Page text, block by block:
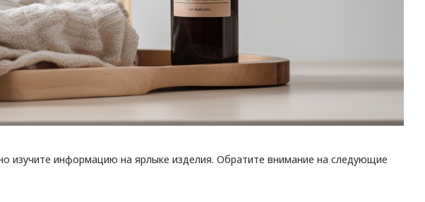
изучите информацию на ярлыке изделия. Обратите внимание на следующие